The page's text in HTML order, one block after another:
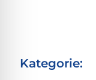
Kategorie: